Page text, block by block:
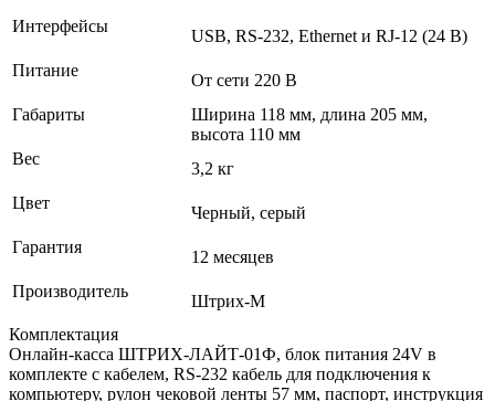
Интерфейсы
USB, RS-232, Ethernet и RJ-12 (24 В)
Питание
От сети 220 В
Габариты
Ширина 118 мм, длина 205 мм,
высота 110 мм
Вес
3,2 кг
Цвет
Черный, серый
Гарантия
12 месяцев
Производитель
Штрих-М
Комплектация
Онлайн-касса ШТРИХ-ЛАЙТ-01Ф, блок питания 24V в
комплекте с кабелем, RS-232 кабель для подключения к
компьютеру, рулон чековой ленты 57 мм, паспорт, инструкция